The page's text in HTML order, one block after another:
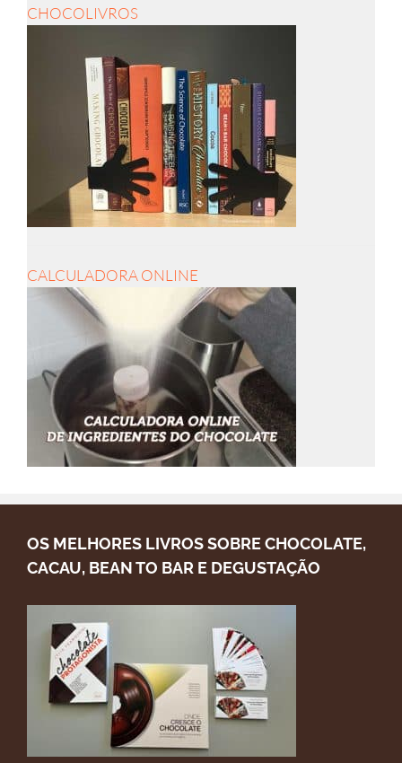
CHOCOLIVROS
CALCULADORA ONLINE
OS MELHORES LIVROS SOBRE CHOCOLATE,
CACAU, BEAN TO BAR E DEGUSTAÇÃO